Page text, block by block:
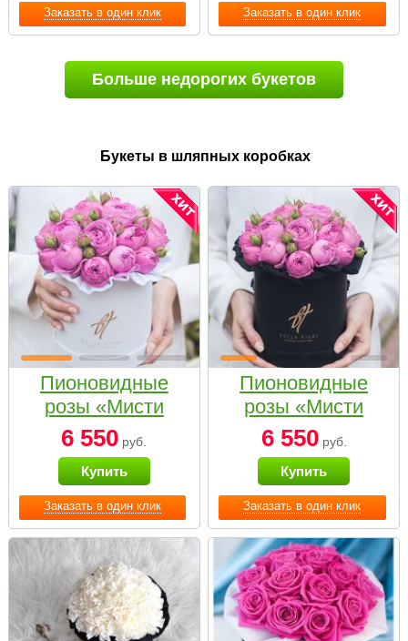
Заказать в один клик Заказать в один клик
Больше недорогих букетов
Букеты в шляпных коробках
Заказать в один клик
Пионовидные
розы «Мисти
бабблс» в белой
коробке Small
6 550 руб.
Купить
Заказать в один клик
Пионовидные
розы «Мисти
бабблс» в
черной коробке
Small
6 550руб.
Купить